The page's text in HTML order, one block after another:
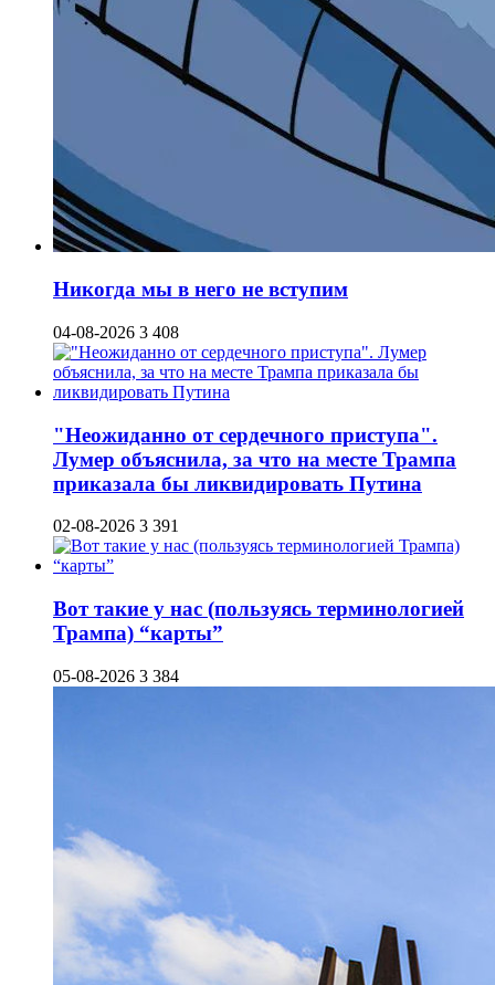
Никогда мы в него не вступим
04-08-2026 3 408
"Неожиданно от сердечного приступа".
Лумер объяснила, за что на месте Трампа
приказала бы ликвидировать Путина
02-08-2026 3 391
Вот такие у нас (пользуясь терминологией
Трампа) “карты”
05-08-2026 3 384